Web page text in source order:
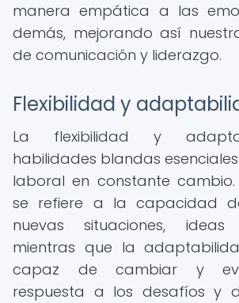
manera empática a las
demás, mejorando así
de comunicación y liderazgo.
Flexibilidad y
La flexibilidad y
habilidades blandas
laboral en constante cambio.
se refiere a la capacidad
nuevas situaciones,
mientras que la
capaz de cambiar y
respuesta a los desafíos y